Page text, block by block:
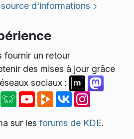
d'informations
fournir un retour
des mises à jour grâce
sociaux :
sur les forums de KDE.